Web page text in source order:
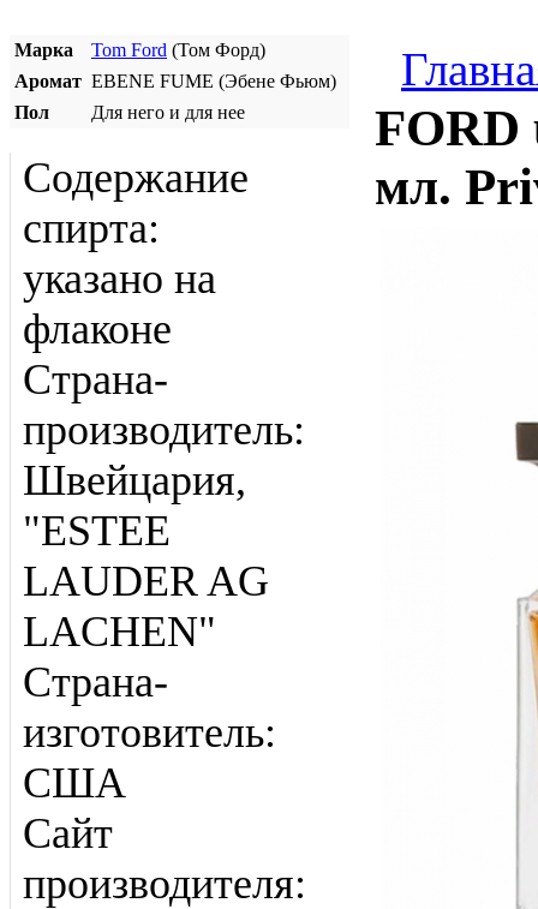
Марка Tom Ford (Том Форд)
Аромат EBENE FUME (Эбене Фьюм)
Пол
Для него и для нее
Содержание
спирта:
указано на
флаконе
Страна-
производитель:
Швейцария,
"ESTEE
LAUDER AG
LACHEN"
Страна-
изготовитель:
США
Сайт
производителя:
FORD
мл.